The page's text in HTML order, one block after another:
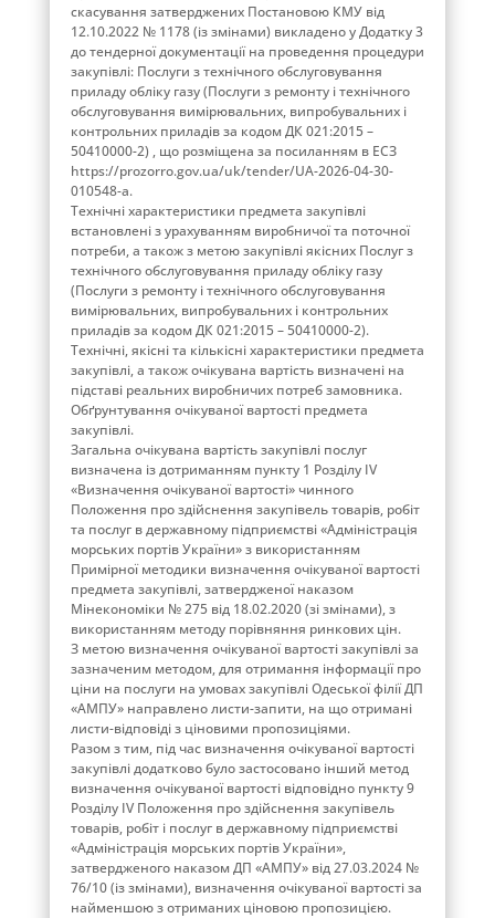
скасування затверджених Постановою КМУ від
12.10.2022 № 1178 (із змінами) викладено у Додатку 3
до тендерної документації на проведення процедури
закупівлі: Послуги з технічного обслуговування
приладу обліку газу (Послуги з ремонту і технічного
обслуговування вимірювальних, випробувальних і
контрольних приладів за кодом ДК 021:2015 –
50410000-2) , що розміщена за посиланням в ЕСЗ
https://prozorro.gov.ua/uk/tender/UA-2026-04-30-
010548-a.
Технічні характеристики предмета закупівлі
встановлені з урахуванням виробничої та поточної
потреби, а також з метою закупівлі якісних Послуг з
технічного обслуговування приладу обліку газу
(Послуги з ремонту і технічного обслуговування
вимірювальних, випробувальних і контрольних
приладів за кодом ДК 021:2015 – 50410000-2).
Технічні, якісні та кількісні характеристики предмета
закупівлі, а також очікувана вартість визначені на
підставі реальних виробничих потреб замовника.
Обґрунтування очікуваної вартості предмета
закупівлі.
Загальна очікувана вартість закупівлі послуг
визначена із дотриманням пункту 1 Розділу ІV
«Визначення очікуваної вартості» чинного
Положення про здійснення закупівель товарів, робіт
та послуг в державному підприємстві «Адміністрація
морських портів України» з використанням
Примірної методики визначення очікуваної вартості
предмета закупівлі, затвердженої наказом
Мінекономіки № 275 від 18.02.2020 (зі змінами), з
використанням методу порівняння ринкових цін.
З метою визначення очікуваної вартості закупівлі за
зазначеним методом, для отримання інформації про
ціни на послуги на умовах закупівлі Одеської філії ДП
«АМПУ» направлено листи-запити, на що отримані
листи-відповіді з ціновими пропозиціями.
Разом з тим, під час визначення очікуваної вартості
закупівлі додатково було застосовано інший метод
визначення очікуваної вартості відповідно пункту 9
Розділу IV Положення про здійснення закупівель
товарів, робіт і послуг в державному підприємстві
«Адміністрація морських портів України»,
затвердженого наказом ДП «АМПУ» від 27.03.2024 №
76/10 (із змінами), визначення очікуваної вартості за
найменшою з отриманих ціновою пропозицією.